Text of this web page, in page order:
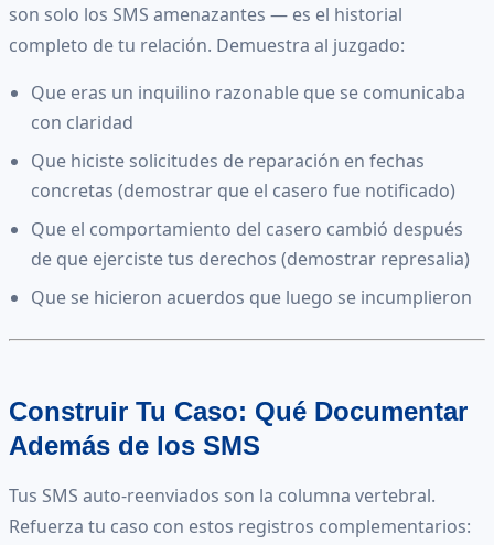
son solo los SMS amenazantes — es el historial
completo de tu relación. Demuestra al juzgado:
Que eras un inquilino razonable que se comunicaba
con claridad
Que hiciste solicitudes de reparación en fechas
concretas (demostrar que el casero fue notificado)
Que el comportamiento del casero cambió después
de que ejerciste tus derechos (demostrar represalia)
Que se hicieron acuerdos que luego se incumplieron
Construir Tu Caso: Qué Documentar
Además de los SMS
Tus SMS auto-reenviados son la columna vertebral.
Refuerza tu caso con estos registros complementarios: